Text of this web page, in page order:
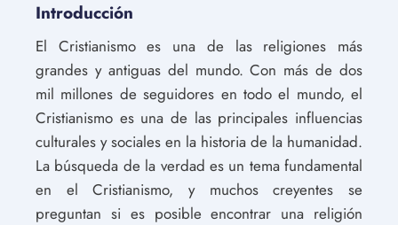
Introducción
El Cristianismo es una de las religiones más
grandes y antiguas del mundo. Con más de dos
mil millones de seguidores en todo el mundo, el
Cristianismo es una de las principales influencias
culturales y sociales en la historia de la humanidad.
La búsqueda de la verdad es un tema fundamental
en el Cristianismo, y muchos creyentes se
preguntan si es posible encontrar una religión